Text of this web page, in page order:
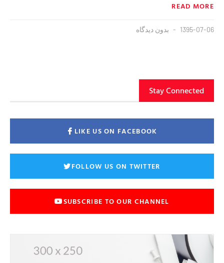
READ MORE
1395-07-06 بدون دیدگاه
Stay Connected
LIKE US ON FACEBOOK
FOLLOW US ON TWITTER
SUBSCRIBE TO OUR CHANNEL